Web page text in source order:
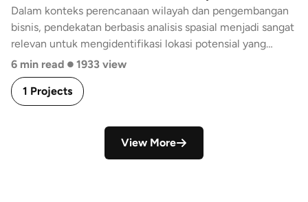
Dalam konteks perencanaan wilayah dan pengembangan
bisnis, pendekatan berbasis analisis spasial menjadi sangat
relevan untuk mengidentifikasi lokasi potensial yang
optimal. Analisis spasial memungkinkan integrasi berbagai
variabel penting seperti kepadatan penduduk,
aksesibilitas, pola pergerakan, kedekatan dengan pusat
aktivitas, hingga kompetisi eksisting. Dengan
memanfaatkan teknologi Sistem Informasi Geografis,
proses evaluasi lokasi dapat dilakukan secara lebih
sistematis, objektif, dan terukur.
6 min read • 1933 view
1 Projects
View More